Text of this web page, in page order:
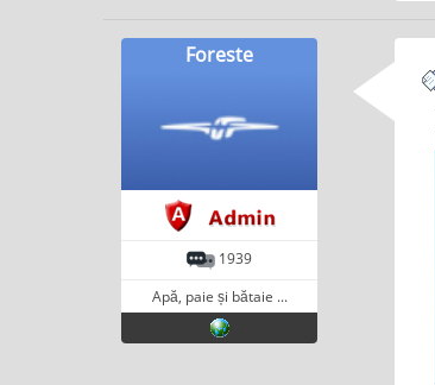
Foreste
1939
Apă, paie și bătaie ...